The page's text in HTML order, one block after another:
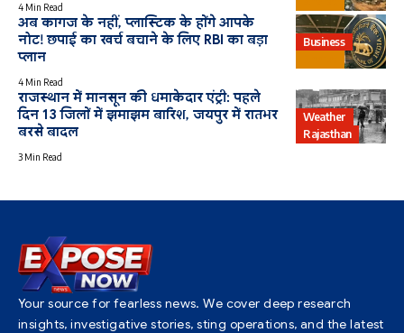
4 Min Read
Business
अब कागज के नहीं, प्लास्टिक के होंगे आपके
नोट! छपाई का खर्च बचाने के लिए RBI का बड़ा
प्लान
4 Min Read
Weather
Rajasthan
राजस्थान में मानसून की धमाकेदार एंट्री: पहले
दिन 13 जिलों में झमाझम बारिश, जयपुर में रातभर
बरसे बादल
3 Min Read
Your source for fearless news. We cover deep research
insights, investigative stories, sting operations, and the latest